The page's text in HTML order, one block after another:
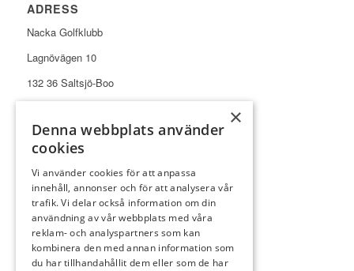
ADRESS
Nacka Golfklubb
Lagnövägen 10
132 36 Saltsjö-Boo
KONTAKT
Reception08-570 360 27
Restaurang0733-97 07 44
E-postinfo@nackagk.se
×
Denna webbplats använder
cookies
Vi använder cookies för att anpassa
innehåll, annonser och för att analysera vår
trafik. Vi delar också information om din
användning av vår webbplats med våra
reklam- och analyspartners som kan
kombinera den med annan information som
du har tillhandahållit dem eller som de har